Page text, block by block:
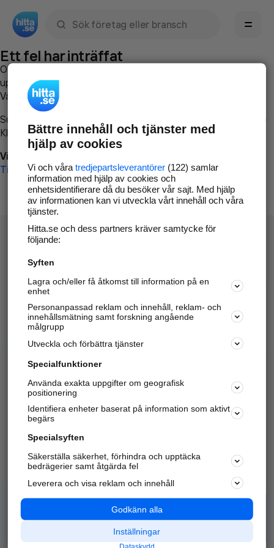
Ett fel har inträffat
Om du vill kan du
uppstod så att vi lättare och snabbare kan avhjälpa det.
Vänligen försök med följande:
Surfa till
Klicka påTillbaka-knappen i webbläsaren och försök igen
Vi beklagar besväret!
Till startsidan
Hitta.se - Gratis nummerupplysning.
Sök företag, personer och platser.
Hitta telefonnummer, adresser, företagsinfo mm.
Marknadsför företaget
Kom igång och annonsera mot
samarbetspartners nära dig.
Alla kategorier
Populära sökningar
API & Kartor
Annonsera
Integritet
Nödnummer
Bättre innehåll och tjänster med
hjälp av cookies
Vi och våra tredjepartsleverantörer(122) samlar
information med hjälp av cookies och
enhetsidentifierare då du besöker vår sajt. Med hjälp
av informationen kan vi utveckla vårt innehåll och våra
tjänster.
Hitta.se och dess partners kräver samtycke för
följande:
Syften
Lagra och/eller få åtkomst till information på en
enhet
Personanpassad reklam och innehåll, reklam- och
innehållsmätning samt forskning angående
målgrupp
Utveckla och förbättra tjänster
Specialfunktioner
Använda exakta uppgifter om geografisk
positionering
Identifiera enheter baserat på information som aktivt
begärs
Specialsyften
Säkerställa säkerhet, förhindra och upptäcka
bedrägerier samt åtgärda fel
Leverera och visa reklam och innehåll
Godkänn alla
Inställningar
Dataskydd